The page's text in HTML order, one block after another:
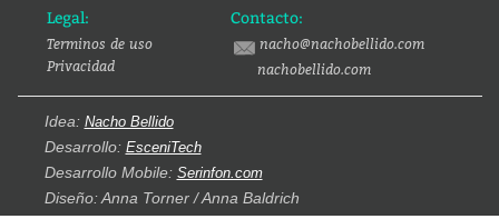
Legal:
Terminos de uso
Privacidad
Contacto:
nacho@nachobellido.com
nachobellido.com
Idea: Nacho Bellido
Desarrollo: EsceniTech
Desarrollo Mobile: Serinfon.com
Diseño: Anna Torner / Anna Baldrich